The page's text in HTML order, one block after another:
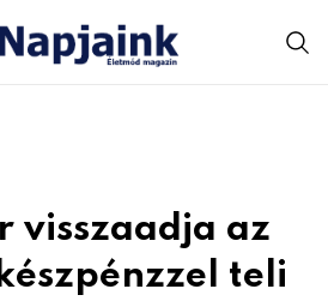
visszaadja az
teli